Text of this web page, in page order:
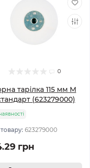
0
тарілка 115 мм M
(623279000)
623279000
грн